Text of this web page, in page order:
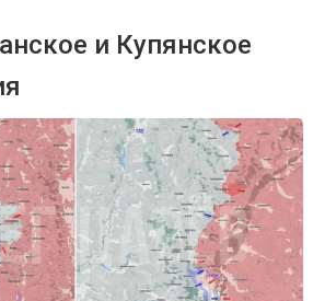
и Купянское